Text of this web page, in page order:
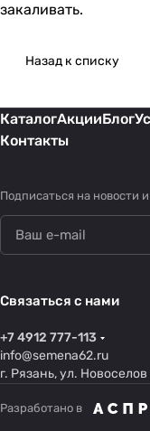
закаливать.
Назад к списку
КаталогАкцииБлог
Контакты
Подписаться на новости
Связаться с нами
+7 4912 777-113
info@semena62.ru
г. Рязань, ул. Новоселов
Разработано в